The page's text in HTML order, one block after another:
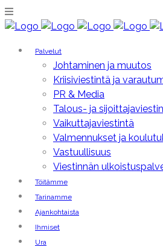
Palvelut
Johtaminen ja muutos
Kriisiviestintä ja
PR & Media
Talous- ja
Vaikuttajaviestintä
Valmennukset ja
Vastuullisuus
Viestinnän
Töitämme
Tarinamme
Ajankohtaista
Ihmiset
Ura